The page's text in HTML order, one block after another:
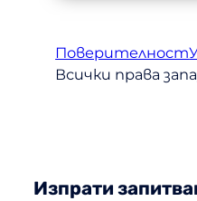
Поверителност
Всички права
Изпрати